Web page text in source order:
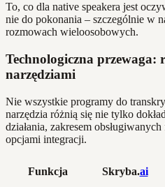
To, co dla native speakera jest
nie do pokonania – szczególnie w
rozmowach wieloosobowych.
Technologiczna przewaga:
narzędziami
Nie wszystkie programy do
narzędzia różnią się nie tylko
działania, zakresem
opcjami integracji.
Funkcja Skryba.ai